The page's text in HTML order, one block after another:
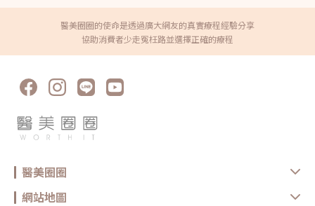
醫美圈圈的使命是透過廣大網友的真實療程經驗分享
協助消費者少走冤枉路並選擇正確的療程
醫美圈圈
網站地圖